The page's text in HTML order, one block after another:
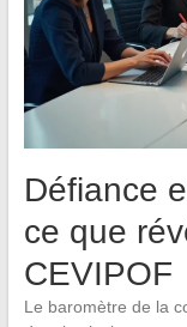
Défiance
ce que
CEVIPOF
Le baromètre de la